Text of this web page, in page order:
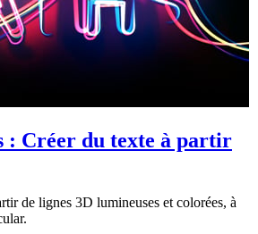
: Créer du texte à partir
de lignes 3D lumineuses et colorées, à